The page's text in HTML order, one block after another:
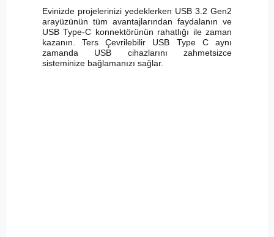
Evinizde projelerinizi yedeklerken USB 3.2 Gen2
arayüzünün tüm avantajlarından faydalanın ve
USB Type-C konnektörünün rahatlığı ile zaman
kazanın. Ters Çevrilebilir USB Type C aynı
zamanda USB cihazlarını zahmetsizce
sisteminize bağlamanızı sağlar.